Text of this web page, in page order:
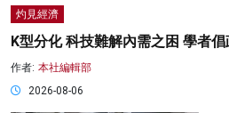
灼見經濟
K型分化 科技難解內需之困 學者
作者: 本社編輯部
2026-08-06